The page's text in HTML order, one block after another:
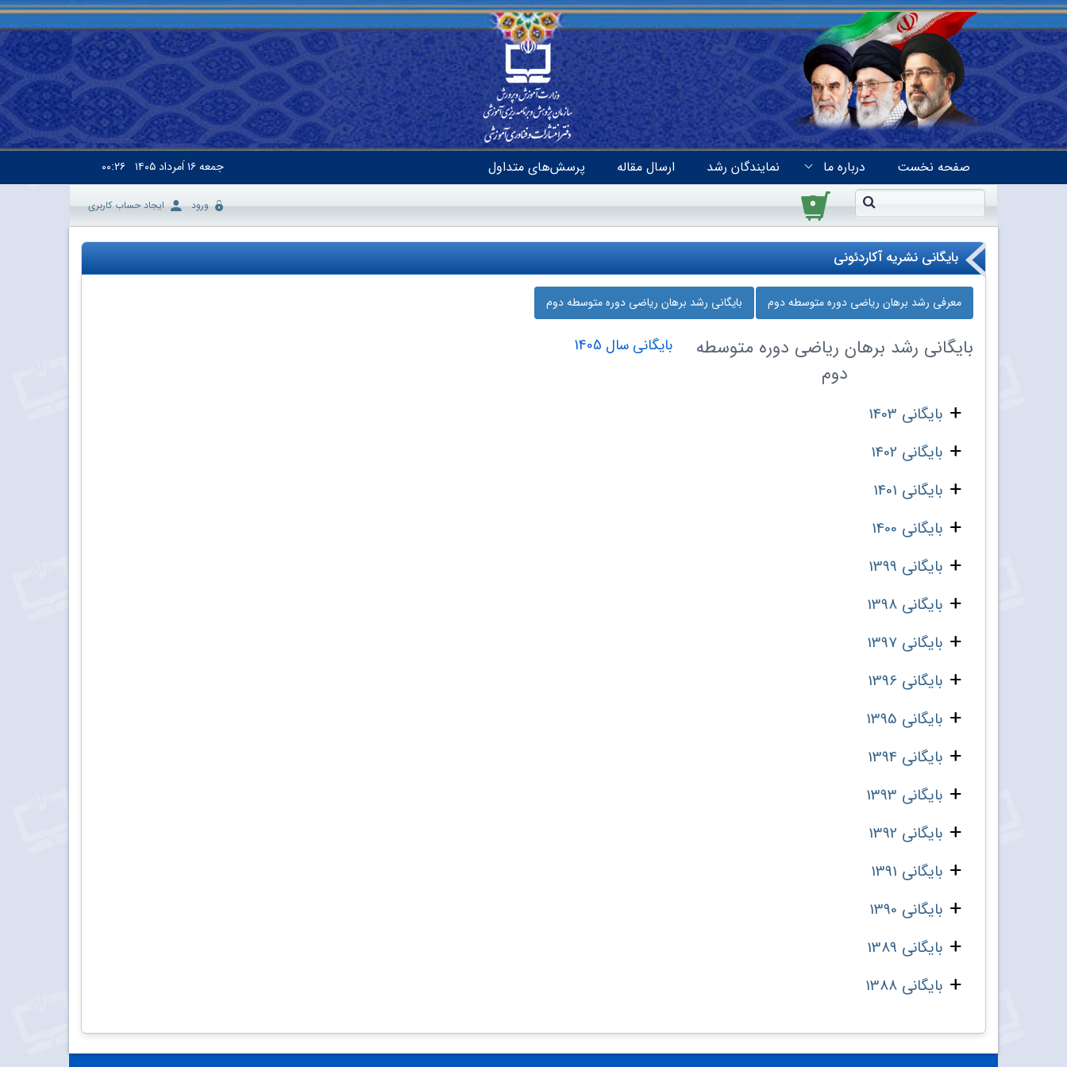
صفحه نخست درباره ما نمایندگان رشد ارسال مقاله پرسش‌های متداول جمعه۱۶ اَمرداد ۱۴۰۵ ۰۰:۲۶
۰ ورود ایجاد حساب کاربری
بایگانی نشریه آکاردئونی
معرفی رشد برهان ریاضی دوره‌ متوسطه دوم بایگانی رشد برهان ریاضی دوره‌ متوسطه دوم
بایگانی رشد برهان ریاضی دوره‌ متوسطه
دوم
بایگانی 1403
بایگانی 1402
بایگانی 1401
بایگانی 1400
بایگانی 1399
بایگانی 1398
بایگانی 1397
بایگانی 1396
بایگانی 1395
بایگانی 1394
بایگانی 1393
بایگانی 1392
بایگانی 1391
بایگانی 1390
بایگانی 1389
بایگانی 1388
بایگانی سال 1405